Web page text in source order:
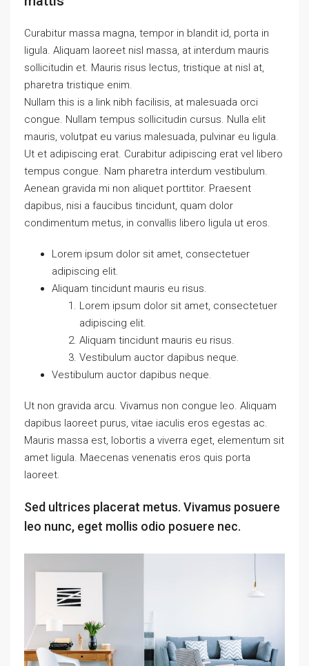
Curabitur massa magna, tempor in blandit id, porta in
ligula. Aliquam laoreet nisl massa, at interdum mauris
sollicitudin et. Mauris risus lectus, tristique at nisl at,
pharetra tristique enim.
Nullam this is a link nibh facilisis, at malesuada orci
congue. Nullam tempus sollicitudin cursus. Nulla elit
mauris, volutpat eu varius malesuada, pulvinar eu ligula.
Ut et adipiscing erat. Curabitur adipiscing erat vel libero
tempus congue. Nam pharetra interdum vestibulum.
Aenean gravida mi non aliquet porttitor. Praesent
dapibus, nisi a faucibus tincidunt, quam dolor
condimentum metus, in convallis libero ligula ut eros.
Lorem ipsum dolor sit amet, consectetuer
adipiscing elit.
Aliquam tincidunt mauris eu risus.
Lorem ipsum dolor sit amet, consectetuer
adipiscing elit.
Aliquam tincidunt mauris eu risus.
Vestibulum auctor dapibus neque.
Vestibulum auctor dapibus neque.
Ut non gravida arcu. Vivamus non congue leo. Aliquam
dapibus laoreet purus, vitae iaculis eros egestas ac.
Mauris massa est, lobortis a viverra eget, elementum sit
amet ligula. Maecenas venenatis eros quis porta
laoreet.
Sed ultrices placerat metus. Vivamus posuere
leo nunc, eget mollis odio posuere nec.